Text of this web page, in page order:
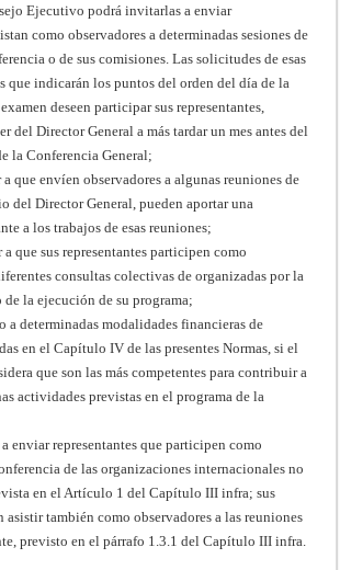
Ejecutivo podrá invitarlas a enviar
como observadores a determinadas sesiones de
o de sus comisiones. Las solicitudes de esas
que indicarán los puntos del orden del día de la
deseen participar sus representantes,
del Director General a más tardar un mes antes del
la Conferencia General;
que envíen observadores a algunas reuniones de
del Director General, pueden aportar una
a los trabajos de esas reuniones;
que sus representantes participen como
consultas colectivas de organizadas por la
de la ejecución de su programa;
a determinadas modalidades financieras de
en el Capítulo IV de las presentes Normas, si el
que son las más competentes para contribuir a
actividades previstas en el programa de la
enviar representantes que participen como
de las organizaciones internacionales no
en el Artículo 1 del Capítulo III infra; sus
asistir también como observadores a las reuniones
previsto en el párrafo 1.3.1 del Capítulo III infra.